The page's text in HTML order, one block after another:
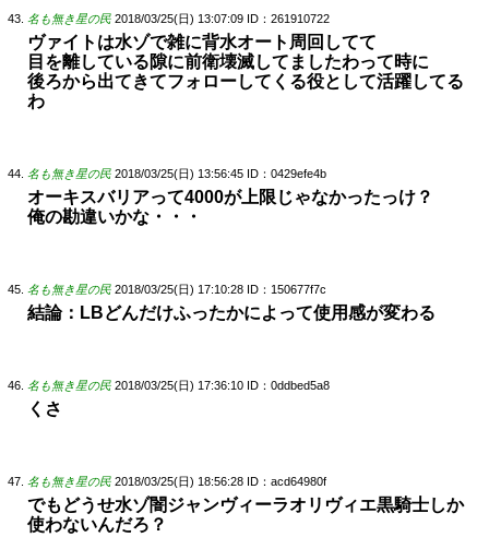
名も無き星の民 2018/03/25(日) 13:07:09 ID：261910722
ヴァイトは水ゾで雑に背水オート周回してて
目を離している隙に前衛壊滅してましたわって時に
後ろから出てきてフォローしてくる役として活躍してる
わ
名も無き星の民 2018/03/25(日) 13:56:45 ID：0429efe4b
オーキスバリアって4000が上限じゃなかったっけ？
俺の勘違いかな・・・
名も無き星の民 2018/03/25(日) 17:10:28 ID：150677f7c
結論：LBどんだけふったかによって使用感が変わる
名も無き星の民 2018/03/25(日) 17:36:10 ID：0ddbed5a8
くさ
名も無き星の民 2018/03/25(日) 18:56:28 ID：acd64980f
でもどうせ水ゾ闇ジャンヴィーラオリヴィエ黒騎士しか
使わないんだろ？